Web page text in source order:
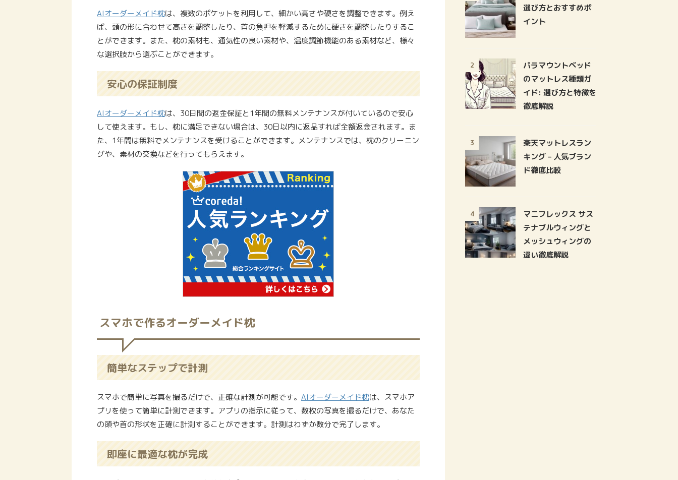
AIオーダーメイド枕は、複数のポケットを利用して、細かい高さや硬さを調整できます。例え
ば、頭の形に合わせて高さを調整したり、首の負担を軽減するために硬さを調整したりするこ
とができます。また、枕の素材も、通気性の良い素材や、温度調節機能のある素材など、様々
な選択肢から選ぶことができます。
安心の保証制度
AIオーダーメイド枕は、30日間の返金保証と1年間の無料メンテナンスが付いているので安心
して使えます。もし、枕に満足できない場合は、30日以内に返品すれば全額返金されます。ま
た、1年間は無料でメンテナンスを受けることができます。メンテナンスでは、枕のクリーニン
グや、素材の交換などを行ってもらえます。
スマホで作るオーダーメイド枕
簡単なステップで計測
スマホで簡単に写真を撮るだけで、正確な計測が可能です。 AIオーダーメイド枕は、スマホア
プリを使って簡単に計測できます。アプリの指示に従って、数枚の写真を撮るだけで、あなた
の頭や首の形状を正確に計測することができます。計測はわずか数分で完了します。
即座に最適な枕が完成
選び方とおすすめポ
イント
2
パラマウントベッド
のマットレス種類ガ
イド: 選び方と特徴を
徹底解説
3
楽天マットレスラン
キング – 人気ブラン
ド徹底比較
4
マニフレックス サス
テナブルウィングと
メッシュウィングの
違い徹底解説